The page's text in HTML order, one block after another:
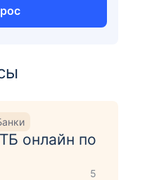
онлайн по
5